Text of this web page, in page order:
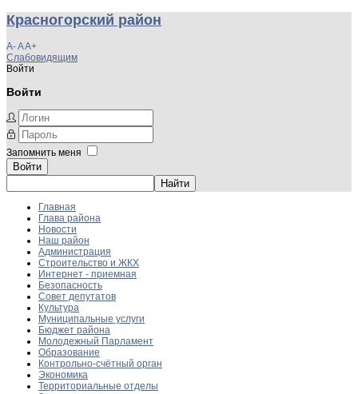
Красногорский район
A-AA+
Слабовидящим
Войти
Войти
Запомнить меня
Войти
Главная
Глава района
Новости
Наш район
Администрация
Строительство и ЖКХ
Интернет - приемная
Безопасность
Совет депутатов
Культура
Муниципальные услуги
Бюджет района
Молодежный Парламент
Образование
Контрольно-счётный орган
Экономика
Территориальные отделы